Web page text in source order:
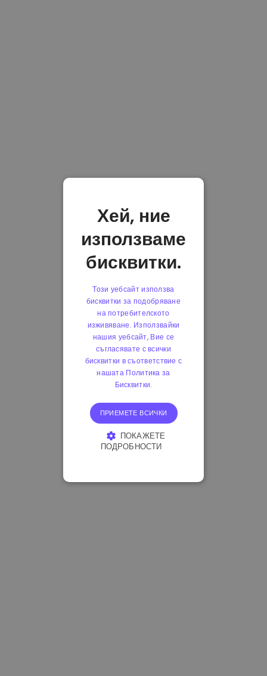
Хей, ние
използваме
бисквитки.
Този уебсайт използва
бисквитки за подобряване
на потребителското
изживяване. Използвайки
нашия уебсайт, Вие се
съгласявате с всички
бисквитки в съответствие с
нашата Политика за
Бисквитки.
ПРИЕМЕТЕ ВСИЧКИ
ПОКАЖЕТЕ
ПОДРОБНОСТИ